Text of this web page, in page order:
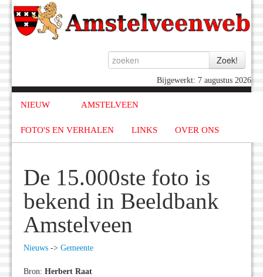
Bijgewerkt: 7 augustus 2026
NIEUW AMSTELVEEN
FOTO'S EN VERHALEN LINKS OVER ONS
De 15.000ste foto is
bekend in Beeldbank
Amstelveen
Nieuws -> Gemeente
Bron: Herbert Raat